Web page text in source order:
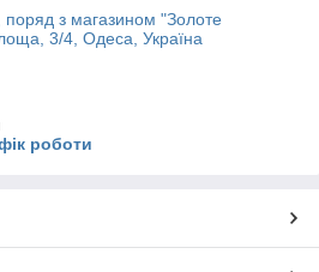
з магазином "Золоте
3/4, Одеса, Україна
роботи